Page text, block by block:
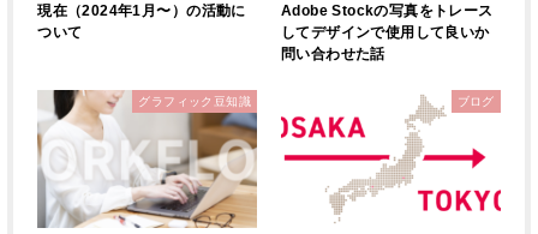
現在（2024年1月〜）の活動に
ついて
Adobe Stockの写真をトレース
してデザインで使用して良いか
問い合わせた話
グラフィック豆知識 ブログ